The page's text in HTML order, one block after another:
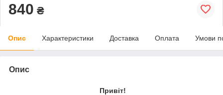
840 ₴
Опис Характеристики Доставка Оплата Умови
Опис
Привіт!